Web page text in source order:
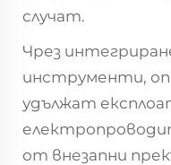
случат.
Чрез
инструменти,
удължат
от внезапни